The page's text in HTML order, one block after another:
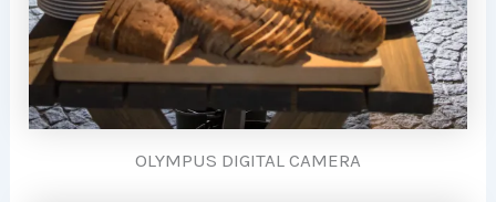
OLYMPUS DIGITAL CAMERA